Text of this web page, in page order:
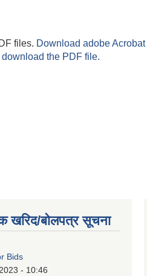
files. Download adobe Acrobat
the PDF file.
खरिद/बोलपत्र सूचना
Bids
- 10:46